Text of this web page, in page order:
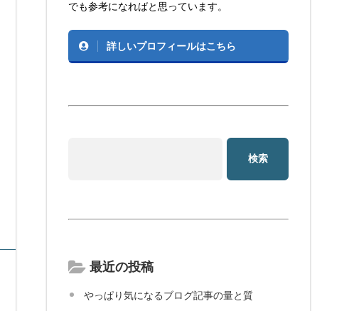
でも参考になればと思っています。
詳しいプロフィールはこちら
最近の投稿
やっぱり気になるブログ記事の量と質